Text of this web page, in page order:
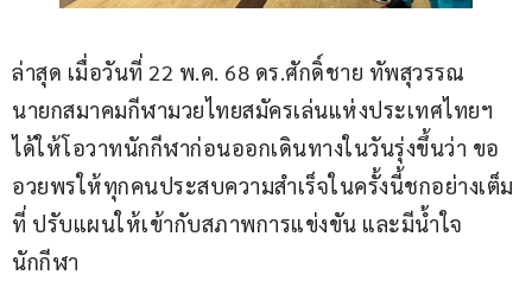
ล่าสุด เมื่อวันที่ 22 พ.ค. 68 ดร.ศักดิ์ชาย ทัพสุวรรณ
นายกสมาคมกีฬามวยไทยสมัครเล่นแห่งประเทศไทยฯ
ได้ให้โอวาทนักกีฬาก่อนออกเดินทางในวันรุ่งขึ้นว่า ขอ
อวยพรให้ทุกคนประสบความสำเร็จในครั้งนี้ชกอย่างเต็ม
ที่ ปรับแผนให้เข้ากับสภาพการแข่งขัน และมีน้ำใจ
นักกีฬา